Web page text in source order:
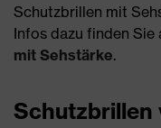
Schutzbrillen mit
Infos dazu finden Sie
mit Sehstärke.
Schutzbrillen